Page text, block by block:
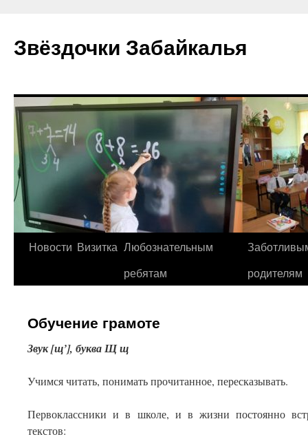
содержимому
Звёздочки Забайкалья
Новости Визитка Любознательным
ребятам
родителям
Обучение грамоте
Звук [щ’], буква Щ щ
Учимся читать, понимать прочитанное, пересказывать.
Первоклассники и в школе, и в жизни постоянно
текстов: